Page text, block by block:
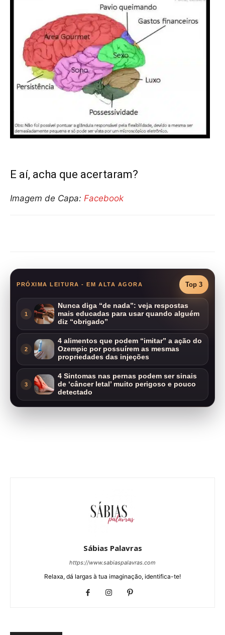
E aí, acha que acertaram?
Imagem de Capa: Facebook
PRÓXIMA LEITURA - EM ALTA AGORA Top 3
1
Nunca diga “de nada”: veja respostas
mais educadas para usar quando alguém
diz “obrigado”
2
4 alimentos que podem “imitar” a ação do
Ozempic por possuírem as mesmas
propriedades das injeções
3
4 Sintomas nas pernas podem ser sinais
de ‘câncer letal’ muito perigoso e pouco
detectado
Sábias Palavras
https://www.sabiaspalavras.com
Relaxa, dá largas à tua imaginação, identifica-te!